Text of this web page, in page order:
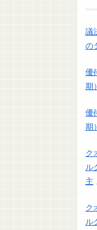
議
の
優
期
優
期
ク
ル
主
ク
ル